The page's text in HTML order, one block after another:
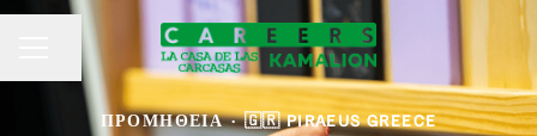
ΜΕΝΟΥΚοινή χρήση σελίδας
ΠΡΟΜΉΘΕΙΑ · 🇬🇷 PIRAEUS GREECE